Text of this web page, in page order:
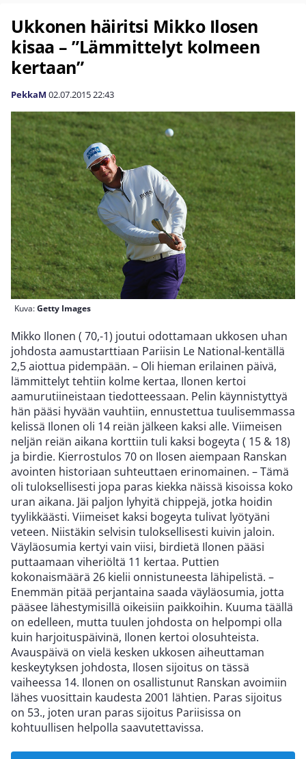
Ukkonen häiritsi Mikko Ilosen
kisaa – ”Lämmittelyt kolmeen
kertaan”
PekkaM 02.07.201522:43
Kuva:Getty Images
Mikko Ilonen ( 70,-1) joutui odottamaan ukkosen uhan
johdosta aamustarttiaan Pariisin Le National-kentällä
2,5 aiottua pidempään. – Oli hieman erilainen päivä,
lämmittelyt tehtiin kolme kertaa, Ilonen kertoi
aamurutiineistaan tiedotteessaan. Pelin käynnistyttyä
hän pääsi hyvään vauhtiin, ennustettua tuulisemmassa
kelissä Ilonen oli 14 reiän jälkeen kaksi alle. Viimeisen
neljän reiän aikana korttiin tuli kaksi bogeyta ( 15 & 18)
ja birdie. Kierrostulos 70 on Ilosen aiempaan Ranskan
avointen historiaan suhteuttaen erinomainen. – Tämä
oli tuloksellisesti jopa paras kiekka näissä kisoissa koko
uran aikana. Jäi paljon lyhyitä chippejä, jotka hoidin
tyylikkäästi. Viimeiset kaksi bogeyta tulivat lyötyäni
veteen. Niistäkin selvisin tuloksellisesti kuivin jaloin.
Väyläosumia kertyi vain viisi, birdietä Ilonen pääsi
puttaamaan viheriöltä 11 kertaa. Puttien
kokonaismäärä 26 kielii onnistuneesta lähipelistä. –
Enemmän pitää perjantaina saada väyläosumia, jotta
pääsee lähestymisillä oikeisiin paikkoihin. Kuuma täällä
on edelleen, mutta tuulen johdosta on helpompi olla
kuin harjoituspäivinä, Ilonen kertoi olosuhteista.
Avauspäivä on vielä kesken ukkosen aiheuttaman
keskeytyksen johdosta, Ilosen sijoitus on tässä
vaiheessa 14. Ilonen on osallistunut Ranskan avoimiin
lähes vuosittain kaudesta 2001 lähtien. Paras sijoitus
on 53., joten uran paras sijoitus Pariisissa on
kohtuullisen helpolla saavutettavissa.